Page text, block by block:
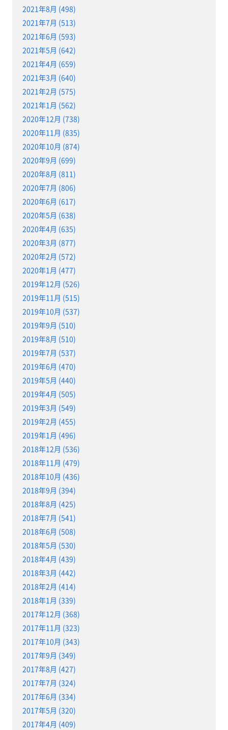
2021年8月 (498)
2021年7月 (513)
2021年6月 (593)
2021年5月 (642)
2021年4月 (659)
2021年3月 (640)
2021年2月 (575)
2021年1月 (562)
2020年12月 (738)
2020年11月 (835)
2020年10月 (874)
2020年9月 (699)
2020年8月 (811)
2020年7月 (806)
2020年6月 (617)
2020年5月 (638)
2020年4月 (635)
2020年3月 (877)
2020年2月 (572)
2020年1月 (477)
2019年12月 (526)
2019年11月 (515)
2019年10月 (537)
2019年9月 (510)
2019年8月 (510)
2019年7月 (537)
2019年6月 (470)
2019年5月 (440)
2019年4月 (505)
2019年3月 (549)
2019年2月 (455)
2019年1月 (496)
2018年12月 (536)
2018年11月 (479)
2018年10月 (436)
2018年9月 (394)
2018年8月 (425)
2018年7月 (541)
2018年6月 (508)
2018年5月 (530)
2018年4月 (439)
2018年3月 (442)
2018年2月 (414)
2018年1月 (339)
2017年12月 (368)
2017年11月 (323)
2017年10月 (343)
2017年9月 (349)
2017年8月 (427)
2017年7月 (324)
2017年6月 (334)
2017年5月 (320)
2017年4月 (409)